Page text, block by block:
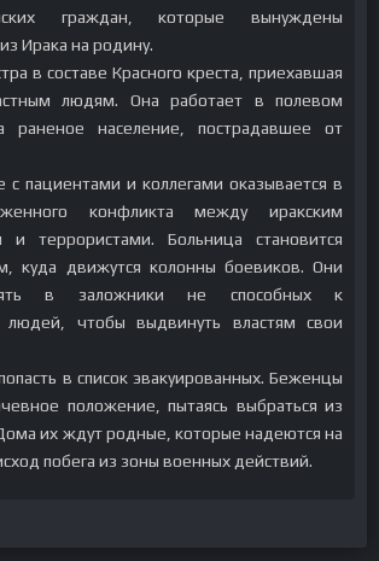
граждан, которые вынуждены
Ирака на родину.
в составе Красного креста, приехавшая
людям. Она работает в полевом
раненое население, пострадавшее от
с пациентами и коллегами оказывается в
конфликта между иракским
и террористами. Больница становится
куда движутся колонны боевиков. Они
в заложники не способных к
чтобы выдвинуть властям свои
в список эвакуированных. Беженцы
положение, пытаясь выбраться из
их ждут родные, которые надеются на
побега из зоны военных действий.